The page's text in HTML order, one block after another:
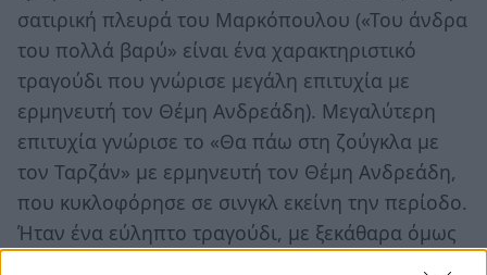
σατιρική πλευρά του Μαρκόπουλου («Του άνδρα
του πολλά βαρύ» είναι ένα χαρακτηριστικό
τραγούδι που γνώρισε μεγάλη επιτυχία με
ερμηνευτή τον Θέμη Ανδρεάδη). Μεγαλύτερη
επιτυχία γνώρισε το «Θα πάω στη ζούγκλα με
τον Ταρζάν» με ερμηνευτή τον Θέμη Ανδρεάδη,
που κυκλοφόρησε σε σινγκλ εκείνη την περίοδο.
Ήταν ένα εύληπτο τραγούδι, με ξεκάθαρα όμως